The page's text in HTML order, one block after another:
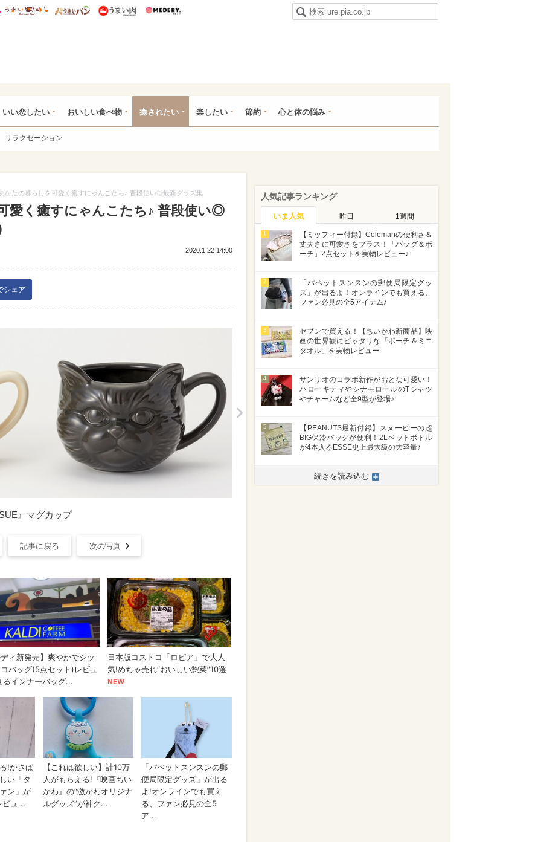
研 ディズニー特集
mimot. うまいめし うまいパン うまい肉
いい恋したい おいしい食べ物 癒されたい 楽したい 節約 心と体の悩み
リラクゼーション
なたの暮らしを可愛く癒すにゃんこたち♪ 普段使い◎最新グッズ集
愛く癒すにゃんこたち♪ 普段使い◎
2020.1.22 14:00
シェア
』マグカップ
記事に戻る 次の写真
人気記事ランキング
いま人気 昨日 1週間
1
【ミッフィー付録】Colemanの便利さ＆
丈夫さに可愛さをプラス！「バッグ＆ポ
ーチ」2点セットを実物レビュー♪
2
「パペットスンスンの郵便局限定グッ
ズ」が出るよ！オンラインでも買える、
ファン必見の全5アイテム♪
3
セブンで買える！【ちいかわ新商品】映
画の世界観にピッタリな「ポーチ＆ミニ
タオル」を実物レビュー
4
サンリオのコラボ新作がおとな可愛い！
ハローキティやシナモロールのTシャツ
やチャームなど全9型が登場♪
5
【PEANUTS最新付録】スヌーピーの超
BIG保冷バッグが便利！2Lペットボトル
が4本入るESSE史上最大級の大容量♪
続きを読み込む